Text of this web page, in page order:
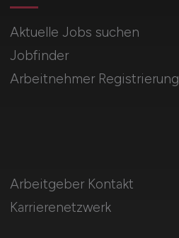
Aktuelle Jobs suchen
Jobfinder
Arbeitnehmer Registrierung
Arbeitgeber Kontakt
Karrierenetzwerk